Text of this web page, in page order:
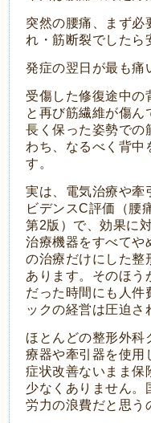
突然の腰痛、まず必
れ・筋断裂でしたら
発症の翌日が最も痛
受傷した修復途中の
と再び筋繊維が傷ん
長く保った姿勢での
わち、 なるべく背中
す。
実は、電気治療や牽
ビデンスC評価（腰
第2版 ）で、効果に
治療機器をすべてや
の治療だけにした整
あります。そのほう
だった時間にも人件
ックの経営は圧迫さ
ほとんどの整形外科
療器や牽引器を使用
症状改善ないまま保
少なくありません。
労力の浪費だと思う